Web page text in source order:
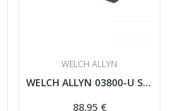
WELCH ALLYN
WELCH ALLYN 03800-U SPULDZE
88,95 €